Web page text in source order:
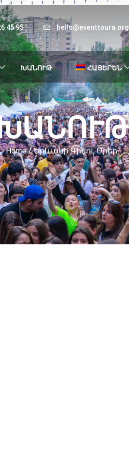
45 95 hello@eventtoura.org
ԽԱՆՈՒԹ ՀԱՅԵՐԵՆ
Home/ Երևանի Գինու Օրեր